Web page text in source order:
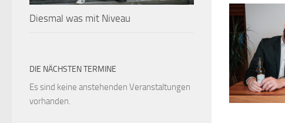
Diesmal was mit Niveau
DIE NÄCHSTEN TERMINE
Es sind keine anstehenden Veranstaltungen
vorhanden.